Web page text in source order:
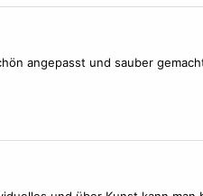
angepasst und sauber